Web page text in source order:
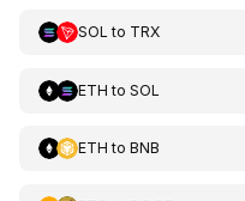
SOL to TRX
ETH to SOL
ETH to BNB